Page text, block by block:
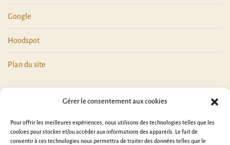
Gérer le consentement aux cookies
Pour offrir les meilleures expériences, nous utilisons des technologies telles que les
cookies pour stocker et/ou accéder aux informations des appareils. Le fait de
consentir à ces technologies nous permettra de traiter des données telles que le
Google
Hoodspot
Plan du site